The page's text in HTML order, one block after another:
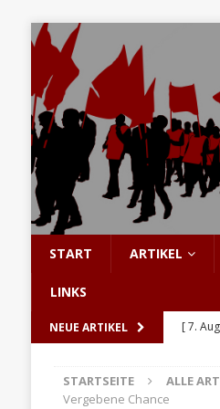
START ARTIKEL
LINKS
NEUE ARTIKEL [ 7.
[ 5.
STARTSEITE ALLE
Vergebene Chance